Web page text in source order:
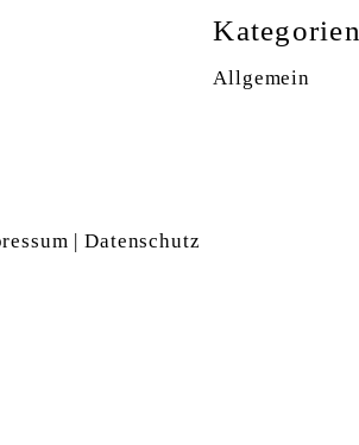
Kategorien
Allgemein
|Datenschutz